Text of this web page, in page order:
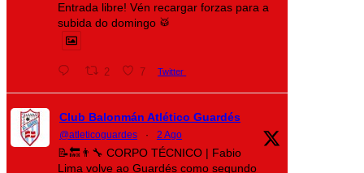
Entrada libre! Vén recargar forzas para a
subida do domingo 🥁
2 7 Twitter
Club Balonmán Atlético Guardés
@atleticoguardes · 2 Ago
📝🔙👨‍🔧 CORPO TÉCNICO | Fabio
Lima volve ao Guardés como segundo